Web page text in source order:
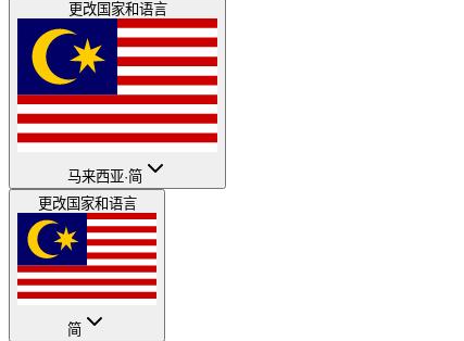
更改国家和语言
马来西亚·简
更改国家和语言
简